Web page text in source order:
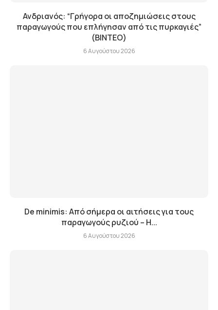
Ανδριανός: “Γρήγορα οι αποζημιώσεις στους
παραγωγούς που επλήγησαν από τις πυρκαγιές”
(BINTEO)
6 Αυγούστου 2026
De minimis: Από σήμερα οι αιτήσεις για τους
παραγωγούς ρυζιού – Η...
6 Αυγούστου 2026